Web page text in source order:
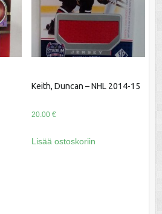
Keith, Duncan – NHL 2014-15
20.00 €
Lisää ostoskoriin